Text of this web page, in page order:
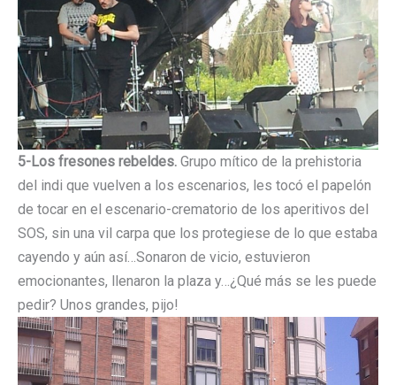
5-Los fresones rebeldes. Grupo mítico de la prehistoria
del indi que vuelven a los escenarios, les tocó el papelón
de tocar en el escenario-crematorio de los aperitivos del
SOS, sin una vil carpa que los protegiese de lo que estaba
cayendo y aún así…Sonaron de vicio, estuvieron
emocionantes, llenaron la plaza y…¿Qué más se les puede
pedir? Unos grandes, pijo!